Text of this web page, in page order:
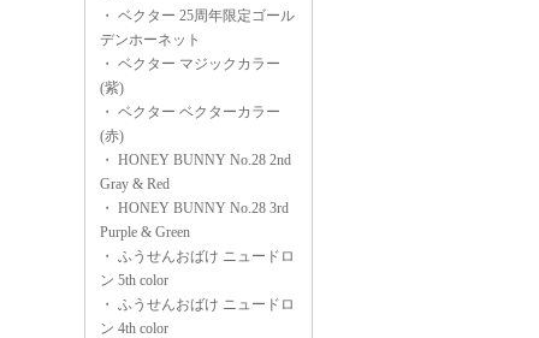
・ ベクター 25周年限定ゴール
デンホーネット
・ ベクター マジックカラー
(紫)
・ ベクター ベクターカラー
(赤)
・ HONEY BUNNY No.28 2nd
Gray & Red
・ HONEY BUNNY No.28 3rd
Purple & Green
・ ふうせんおばけ ニュードロ
ン 5th color
・ ふうせんおばけ ニュードロ
ン 4th color